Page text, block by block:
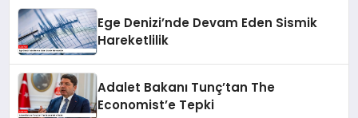
Ege Denizi’nde Devam Eden Sismik
Hareketlilik
Adalet Bakanı Tunç’tan The
Economist’e Tepki